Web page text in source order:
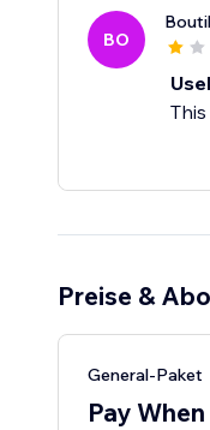
BO
Preise &
General-Paket
Pay